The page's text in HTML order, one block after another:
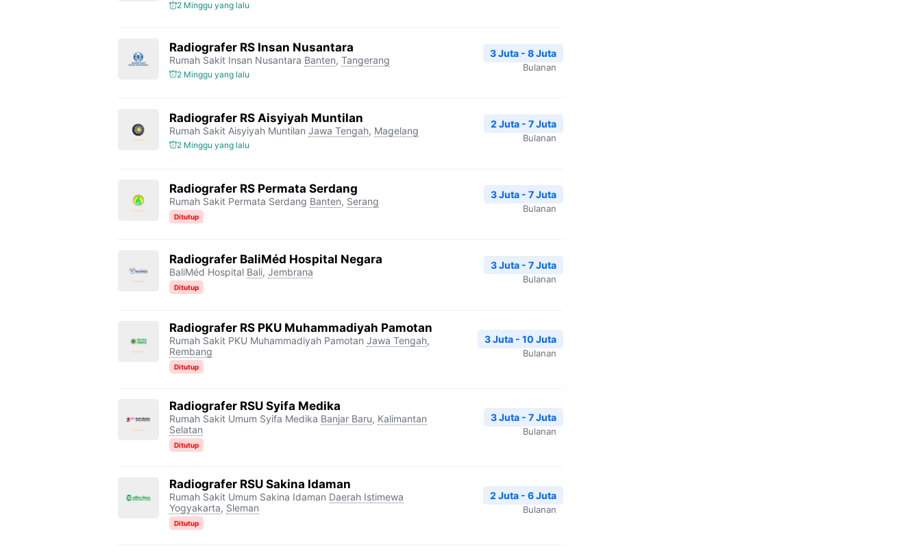
2 Minggu yang lalu
Radiografer RS Insan Nusantara
Rumah Sakit Insan Nusantara Banten, Tangerang
2 Minggu yang lalu
3 Juta - 8 Juta
Bulanan
Radiografer RS Aisyiyah Muntilan
Rumah Sakit Aisyiyah Muntilan Jawa Tengah, Magelang
2 Minggu yang lalu
2 Juta - 7 Juta
Bulanan
Radiografer RS Permata Serdang
Rumah Sakit Permata Serdang Banten, Serang
Ditutup
3 Juta - 7 Juta
Bulanan
Radiografer BaliMéd Hospital Negara
BaliMéd Hospital Bali, Jembrana
Ditutup
3 Juta - 7 Juta
Bulanan
Radiografer RS PKU Muhammadiyah Pamotan
Rumah Sakit PKU Muhammadiyah Pamotan Jawa Tengah,
Rembang
Ditutup
3 Juta - 10 Juta
Bulanan
Radiografer RSU Syifa Medika
Rumah Sakit Umum Syifa Medika Banjar Baru, Kalimantan
Selatan
Ditutup
3 Juta - 7 Juta
Bulanan
Radiografer RSU Sakina Idaman
Rumah Sakit Umum Sakina Idaman Daerah Istimewa
Yogyakarta, Sleman
Ditutup
2 Juta - 6 Juta
Bulanan